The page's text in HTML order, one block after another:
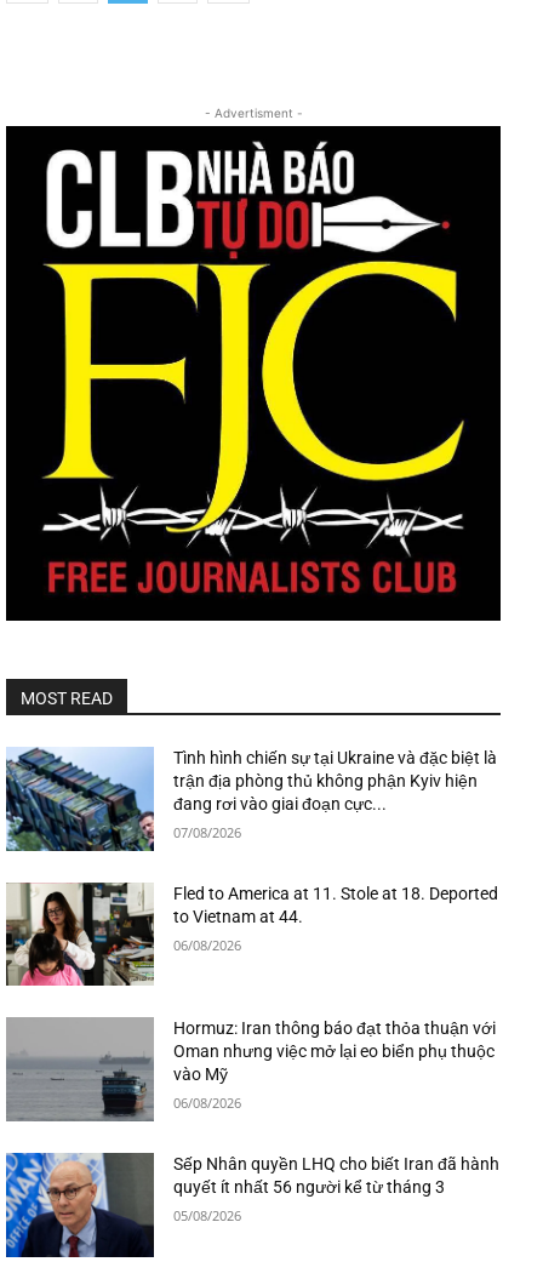
- Advertisment -
MOST READ
Tình hình chiến sự tại Ukraine và đặc biệt là
trận địa phòng thủ không phận Kyiv hiện
đang rơi vào giai đoạn cực...
07/08/2026
Fled to America at 11. Stole at 18. Deported
to Vietnam at 44.
06/08/2026
Hormuz: Iran thông báo đạt thỏa thuận với
Oman nhưng việc mở lại eo biển phụ thuộc
vào Mỹ
06/08/2026
Sếp Nhân quyền LHQ cho biết Iran đã hành
quyết ít nhất 56 người kể từ tháng 3
05/08/2026